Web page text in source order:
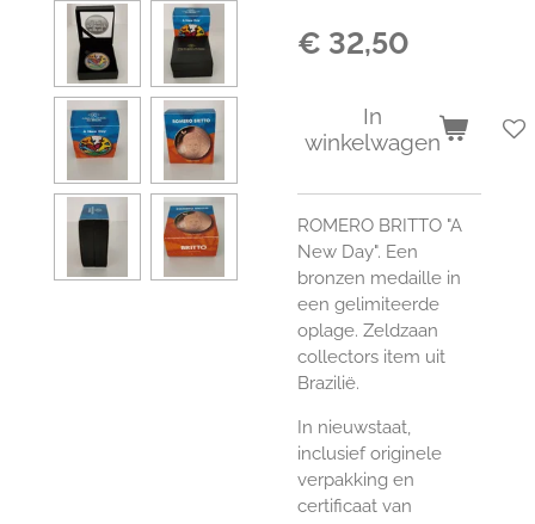
€ 32,50
In
winkelwagen
ROMERO BRITTO "A
New Day". Een
bronzen medaille in
een gelimiteerde
oplage. Zeldzaan
collectors item uit
Brazilië.
In nieuwstaat,
inclusief originele
verpakking en
certificaat van